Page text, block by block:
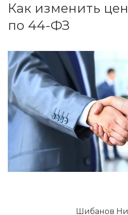
Как изменить
по 44-ФЗ
Шибанов